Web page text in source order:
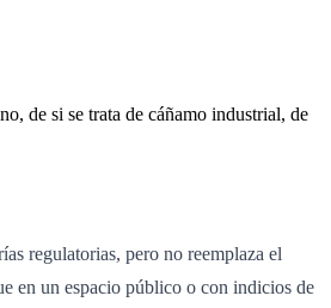
de si se trata de cáñamo industrial, de
regulatorias, pero no reemplaza el
en un espacio público o con indicios de